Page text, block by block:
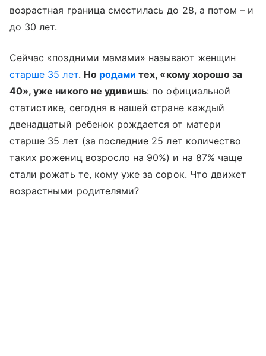
возрастная граница сместилась до 28, а потом – и
до 30 лет.
Сейчас «поздними мамами» называют женщин
старше 35 лет. Но родами тех, «кому хорошо за
40», уже никого не удивишь: по официальной
статистике, сегодня в нашей стране каждый
двенадцатый ребенок рождается от матери
старше 35 лет (за последние 25 лет количество
таких рожениц возросло на 90%) и на 87% чаще
стали рожать те, кому уже за сорок. Что движет
возрастными родителями?